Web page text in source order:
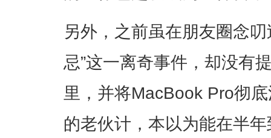
另外，之前虽在朋友圈念
忌”这一离奇事件，却没有
里，并将MacBook Pro彻
的老伙计，本以为能在半